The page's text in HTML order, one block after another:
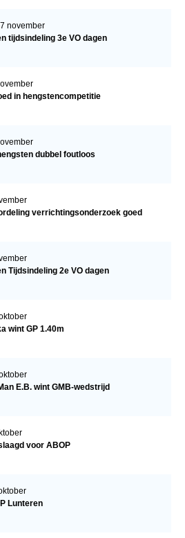
november
tijdsindeling 3e VO dagen
in hengstencompetitie
dubbel foutloos
verrichtingsonderzoek goed
Tijdsindeling 2e VO dagen
wint GP 1.40m
E.B. wint GMB-wedstrijd
voor ABOP
Lunteren